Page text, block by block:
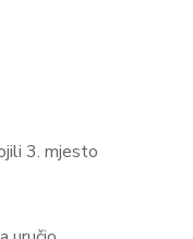
3. mjesto